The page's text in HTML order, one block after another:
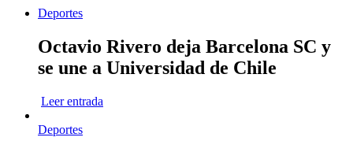
Deportes
Octavio Rivero deja Barcelona SC y
se une a Universidad de Chile
Leer entrada
Deportes